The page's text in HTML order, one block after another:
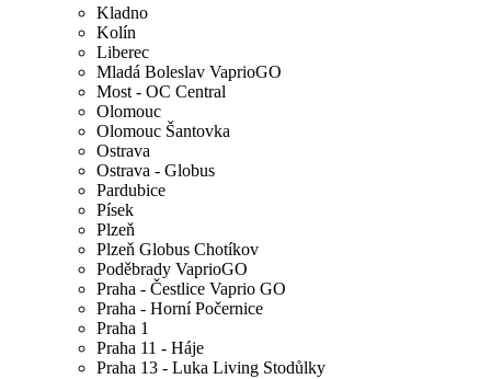
Kladno
Kolín
Liberec
Mladá Boleslav VaprioGO
Most - OC Central
Olomouc
Olomouc Šantovka
Ostrava
Ostrava - Globus
Pardubice
Písek
Plzeň
Plzeň Globus Chotíkov
Poděbrady VaprioGO
Praha - Čestlice Vaprio GO
Praha - Horní Počernice
Praha 1
Praha 11 - Háje
Praha 13 - Luka Living Stodůlky